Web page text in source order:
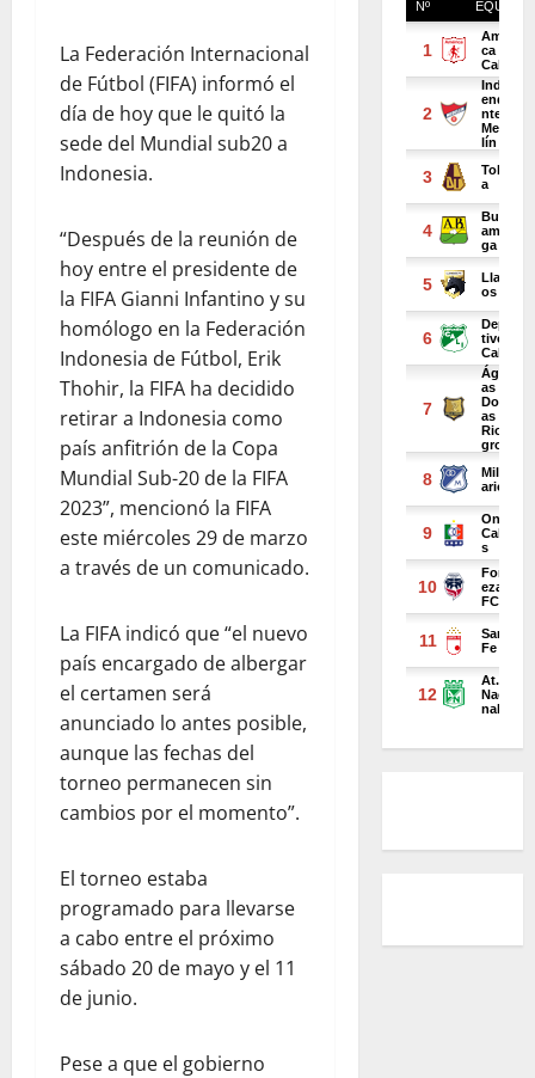
La Federación Internacional
de Fútbol (FIFA) informó el
día de hoy que le quitó la
sede del Mundial sub20 a
Indonesia.
“Después de la reunión de
hoy entre el presidente de
la FIFA Gianni Infantino y su
homólogo en la Federación
Indonesia de Fútbol, Erik
Thohir, la FIFA ha decidido
retirar a Indonesia como
país anfitrión de la Copa
Mundial Sub-20 de la FIFA
2023”, mencionó la FIFA
este miércoles 29 de marzo
a través de un comunicado.
La FIFA indicó que “el nuevo
país encargado de albergar
el certamen será
anunciado lo antes posible,
aunque las fechas del
torneo permanecen sin
cambios por el momento”.
El torneo estaba
programado para llevarse
a cabo entre el próximo
sábado 20 de mayo y el 11
de junio.
Pese a que el gobierno